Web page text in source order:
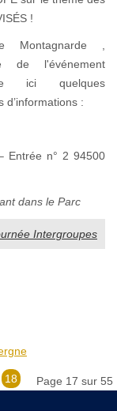
!
Montagnarde ,
de l'événement
ici quelques
d’informations :
Entrée n° 2 94500
dans le Parc
Intergroupes
Page 17 sur 55
18